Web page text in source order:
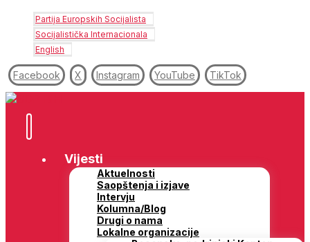
Partija Europskih Socijalista
Socijalistička Internacionala
English
Facebook X Instagram YouTube TikTok
Vijesti
Aktuelnosti
Saopštenja i izjave
Intervju
Kolumna/Blog
Drugi o nama
Lokalne organizacije